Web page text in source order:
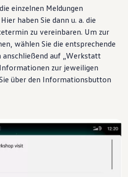
einzelnen Meldungen
haben Sie dann u. a. die
zu vereinbaren. Um zur
wählen Sie die entsprechende
anschließend auf „Werkstatt
zur jeweiligen
über den Informationsbutton